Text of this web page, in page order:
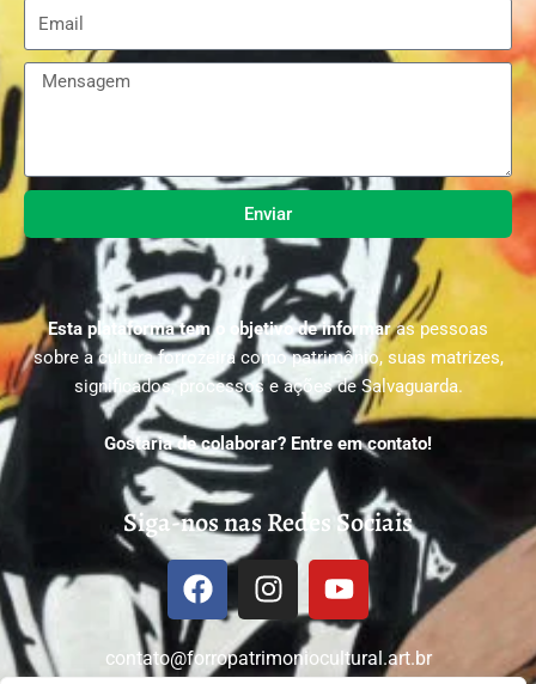
Enviar
Esta plataforma tem o objetivo de informaras pessoas
sobre a cultura forrozeira como patrimônio, suas matrizes,
significados, processos e ações de Salvaguarda.
Gostaria de colaborar? Entre em contato!
Siga-nos nas Redes Sociais
contato@forropatrimoniocultural.art.br